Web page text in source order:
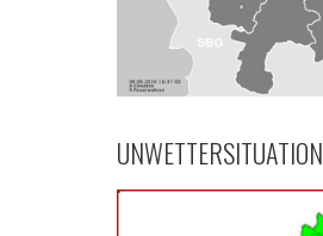
UNWETTERSITUATION